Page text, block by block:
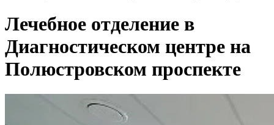
Лечебное отделение в
Диагностическом центре на
Полюстровском проспекте